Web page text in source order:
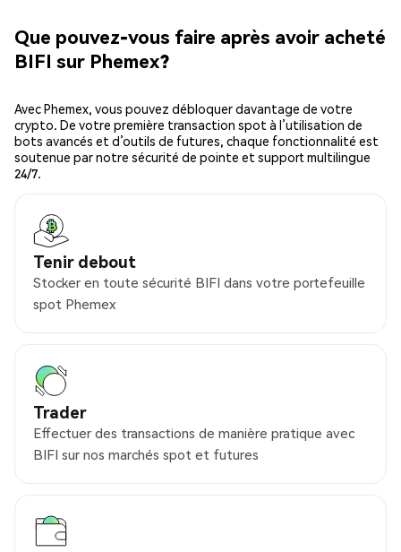
Que pouvez-vous faire après avoir acheté
BIFI sur Phemex?
Avec Phemex, vous pouvez débloquer davantage de votre
crypto. De votre première transaction spot à l’utilisation de
bots avancés et d’outils de futures, chaque fonctionnalité est
soutenue par notre sécurité de pointe et support multilingue
24/7.
Tenir debout
Stocker en toute sécurité BIFI dans votre portefeuille
spot Phemex
Trader
Effectuer des transactions de manière pratique avec
BIFI sur nos marchés spot et futures